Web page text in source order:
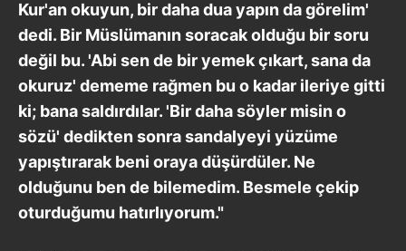
Kur'an okuyun, bir daha dua yapın da görelim'
dedi. Bir Müslümanın soracak olduğu bir soru
değil bu. 'Abi sen de bir yemek çıkart, sana da
okuruz' dememe rağmen bu o kadar ileriye gitti
ki; bana saldırdılar. 'Bir daha söyler misin o
sözü' dedikten sonra sandalyeyi yüzüme
yapıştırarak beni oraya düşürdüler. Ne
olduğunu ben de bilemedim. Besmele çekip
oturduğumu hatırlıyorum."